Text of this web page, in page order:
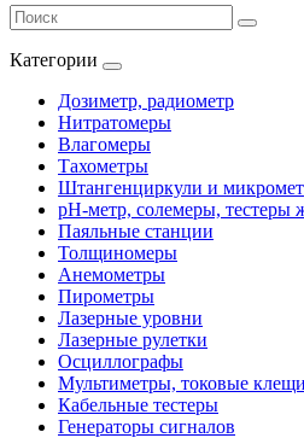
Категории
Дозиметр, радиометр
Нитратомеры
Влагомеры
Тахометры
Штангенциркули и
pH-метр, солемеры, тестеры
Паяльные станции
Толщиномеры
Анемометры
Пирометры
Лазерные уровни
Лазерные рулетки
Осциллографы
Мультиметры, токовые клещи
Кабельные тестеры
Генераторы сигналов